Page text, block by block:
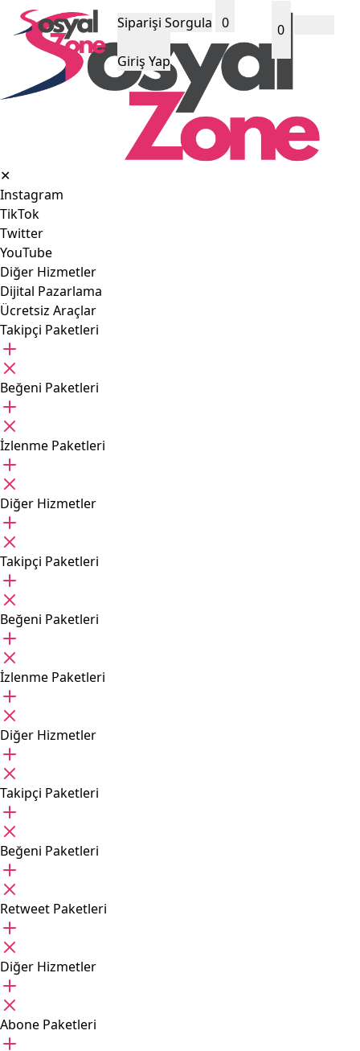
Siparişi Sorgula 0
Giriş Yap
0
✕
Instagram
TikTok
Twitter
YouTube
Diğer Hizmetler
Dijital Pazarlama
Ücretsiz Araçlar
Takipçi Paketleri
Beğeni Paketleri
İzlenme Paketleri
Diğer Hizmetler
Takipçi Paketleri
Beğeni Paketleri
İzlenme Paketleri
Diğer Hizmetler
Takipçi Paketleri
Beğeni Paketleri
Retweet Paketleri
Diğer Hizmetler
Abone Paketleri